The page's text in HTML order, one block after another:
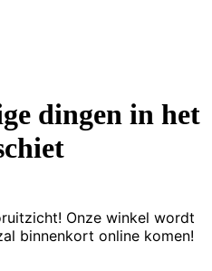
dingen in het
Onze winkel wordt
binnenkort online komen!